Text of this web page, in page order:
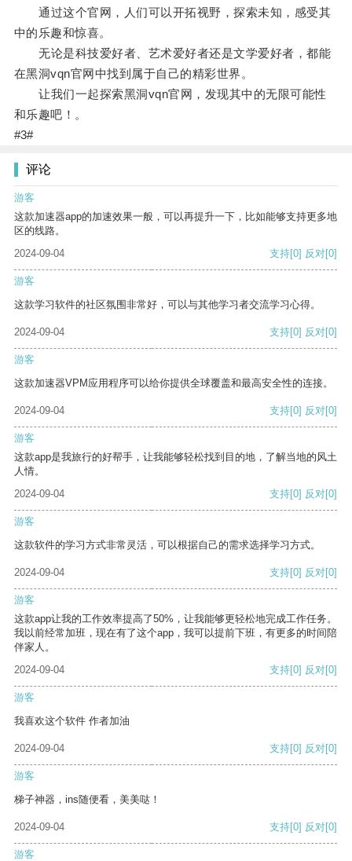
通过这个官网，人们可以开拓视野，探索未知，感受其
中的乐趣和惊喜。
无论是科技爱好者、艺术爱好者还是文学爱好者，都能
在黑洞vqn官网中找到属于自己的精彩世界。
让我们一起探索黑洞vqn官网，发现其中的无限可能性
和乐趣吧！。
#3#
评论
游客
这款加速器app的加速效果一般，可以再提升一下，比如能够支持更多地
区的线路。
2024-09-04
支持[0] 反对[0]
游客
这款学习软件的社区氛围非常好，可以与其他学习者交流学习心得。
2024-09-04 支持[0] 反对[0]
游客
这款加速器VPM应用程序可以给你提供全球覆盖和最高安全性的连接。
2024-09-04 支持[0] 反对[0]
游客
这款app是我旅行的好帮手，让我能够轻松找到目的地，了解当地的风土
人情。
2024-09-04
支持[0] 反对[0]
游客
这款软件的学习方式非常灵活，可以根据自己的需求选择学习方式。
2024-09-04 支持[0] 反对[0]
游客
这款app让我的工作效率提高了50%，让我能够更轻松地完成工作任务。
我以前经常加班，现在有了这个app，我可以提前下班，有更多的时间陪
伴家人。
2024-09-04
支持[0] 反对[0]
游客
我喜欢这个软件 作者加油
2024-09-04 支持[0] 反对[0]
游客
梯子神器，ins随便看，美美哒！
2024-09-04 支持[0] 反对[0]
游客